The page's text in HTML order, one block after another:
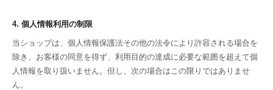
4. 個人情報利用の制限
当ショップは、個人情報保護法その他の法令により許容される場合を
除き、お客様の同意を得ず、利用目的の達成に必要な範囲を超えて個
人情報を取り扱いません。但し、次の場合はこの限りではありませ
ん。